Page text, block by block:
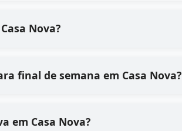
Nova?
final de semana em Casa Nova?
em Casa Nova?